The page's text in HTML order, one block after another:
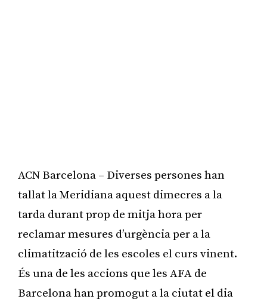
ACN Barcelona – Diverses persones han
tallat la Meridiana aquest dimecres a la
tarda durant prop de mitja hora per
reclamar mesures d’urgència per a la
climatització de les escoles el curs vinent.
És una de les accions que les AFA de
Barcelona han promogut a la ciutat el dia